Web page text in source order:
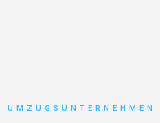
UMZUGSUNTERNEHMEN